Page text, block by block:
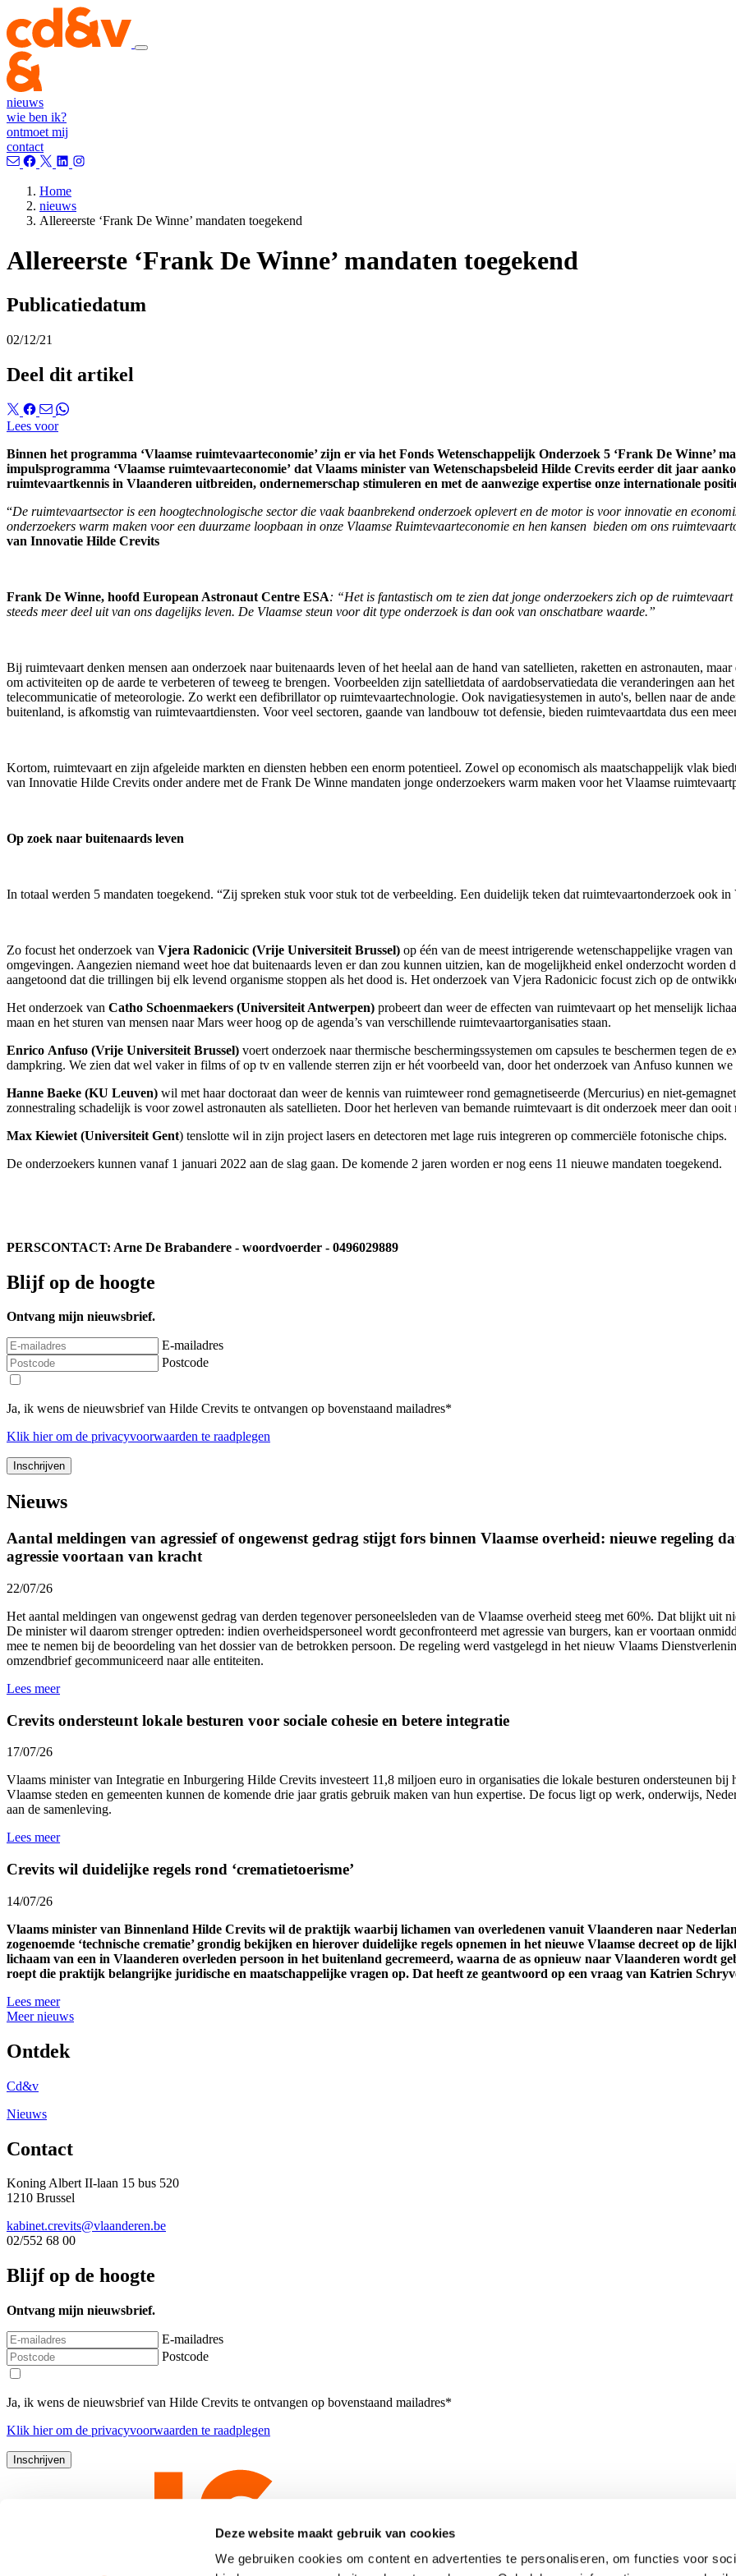
Deze website maakt gebruik van cookies
We gebruiken cookies om content en advertenties te personaliseren, om functies voor
nieuws
wie ben ik?
ontmoet mij
contact
Home
nieuws
Allereerste ‘Frank De Winne’ mandaten toegekend
Allereerste ‘Frank De Winne’ mandaten toegekend
Publicatiedatum
02/12/21
Deel dit artikel
Lees voor
Binnen het programma ‘Vlaamse ruimtevaarteconomie’ zijn er via het Fonds Wetenschappelijk Onderzoek 5 ‘Frank De Winne’
impulsprogramma ‘Vlaamse ruimtevaarteconomie’ dat Vlaams minister van Wetenschapsbeleid Hilde Crevits eerder dit jaar
ruimtevaartkennis in Vlaanderen uitbreiden, ondernemerschap stimuleren en met de aanwezige expertise onze internationale
“De ruimtevaartsector is een hoogtechnologische sector die vaak baanbrekend onderzoek oplevert en de motor is voor innovatie en
onderzoekers warm maken voor een duurzame loopbaan in onze Vlaamse Ruimtevaarteconomie en hen kansen bieden om ons
van Innovatie Hilde Crevits
Frank De Winne, hoofd European Astronaut Centre ESA: “Het is fantastisch om te zien dat jonge onderzoekers zich op de
steeds meer deel uit van ons dagelijks leven. De Vlaamse steun voor dit type onderzoek is dan ook van onschatbare waarde.”
Bij ruimtevaart denken mensen aan onderzoek naar buitenaards leven of het heelal aan de hand van satellieten, raketten en astronauten,
om activiteiten op de aarde te verbeteren of teweeg te brengen. Voorbeelden zijn satellietdata of aardobservatiedata die veranderingen aan
telecommunicatie of meteorologie. Zo werkt een defibrillator op ruimtevaartechnologie. Ook navigatiesystemen in auto's, bellen naar de
buitenland, is afkomstig van ruimtevaartdiensten. Voor veel sectoren, gaande van landbouw tot defensie, bieden ruimtevaartdata dus een
Kortom, ruimtevaart en zijn afgeleide markten en diensten hebben een enorm potentieel. Zowel op economisch als maatschappelijk vlak
van Innovatie Hilde Crevits onder andere met de Frank De Winne mandaten jonge onderzoekers warm maken voor het Vlaamse
Op zoek naar buitenaards leven
In totaal werden 5 mandaten toegekend. “Zij spreken stuk voor stuk tot de verbeelding. Een duidelijk teken dat ruimtevaartonderzoek ook
Zo focust het onderzoek van Vjera Radonicic (Vrije Universiteit Brussel) op één van de meest intrigerende wetenschappelijke vragen
omgevingen. Aangezien niemand weet hoe dat buitenaards leven er dan zou kunnen uitzien, kan de mogelijkheid enkel onderzocht worden
aangetoond dat die trillingen bij elk levend organisme stoppen als het dood is. Het onderzoek van Vjera Radonicic focust zich op de
Het onderzoek van Catho Schoenmaekers (Universiteit Antwerpen) probeert dan weer de effecten van ruimtevaart op het menselijk
maan en het sturen van mensen naar Mars weer hoog op de agenda’s van verschillende ruimtevaartorganisaties staan.
Enrico Anfuso (Vrije Universiteit Brussel) voert onderzoek naar thermische beschermingssystemen om capsules te beschermen tegen
dampkring. We zien dat wel vaker in films of op tv en vallende sterren zijn er hét voorbeeld van, door het onderzoek van Anfuso kunnen we
Hanne Baeke (KU Leuven) wil met haar doctoraat dan weer de kennis van ruimteweer rond gemagnetiseerde (Mercurius) en niet-
zonnestraling schadelijk is voor zowel astronauten als satellieten. Door het herleven van bemande ruimtevaart is dit onderzoek meer dan
Max Kiewiet (Universiteit Gent) tenslotte wil in zijn project lasers en detectoren met lage ruis integreren op commerciële fotonische chips.
De onderzoekers kunnen vanaf 1 januari 2022 aan de slag gaan. De komende 2 jaren worden er nog eens 11 nieuwe mandaten toegekend.
PERSCONTACT: Arne De Brabandere - woordvoerder - 0496029889
Blijf op de hoogte
Ontvang mijn nieuwsbrief.
E-mailadres
Postcode
Ja, ik wens de nieuwsbrief van Hilde Crevits te ontvangen op bovenstaand mailadres*
Klik hierom de privacyvoorwaarden te raadplegen
Nieuws
Aantal meldingen van agressief of ongewenst gedrag stijgt fors binnen Vlaamse overheid: nieuwe regeling
agressie voortaan van kracht
22/07/26
Het aantal meldingen van ongewenst gedrag van derden tegenover personeelsleden van de Vlaamse overheid steeg met 60%. Dat blijkt uit
De minister wil daarom strenger optreden: indien overheidspersoneel wordt geconfronteerd met agressie van burgers, kan er voortaan
mee te nemen bij de beoordeling van het dossier van de betrokken persoon. De regeling werd vastgelegd in het nieuw Vlaams
omzendbrief gecommuniceerd naar alle entiteiten.
Lees meer
Crevits ondersteunt lokale besturen voor sociale cohesie en betere integratie
17/07/26
Vlaams minister van Integratie en Inburgering Hilde Crevits investeert 11,8 miljoen euro in organisaties die lokale besturen ondersteunen
Vlaamse steden en gemeenten kunnen de komende drie jaar gratis gebruik maken van hun expertise. De focus ligt op werk, onderwijs,
aan de samenleving.
Lees meer
Crevits wil duidelijke regels rond ‘crematietoerisme’
14/07/26
Vlaams minister van Binnenland Hilde Crevits wil de praktijk waarbij lichamen van overledenen vanuit Vlaanderen naar
zogenoemde ‘technische crematie’ grondig bekijken en hierover duidelijke regels opnemen in het nieuwe Vlaamse decreet op de
lichaam van een in Vlaanderen overleden persoon in het buitenland gecremeerd, waarna de as opnieuw naar Vlaanderen wordt
roept die praktijk belangrijke juridische en maatschappelijke vragen op. Dat heeft ze geantwoord op een vraag van Katrien
Lees meer
Meer nieuws
Ontdek
Cd&v
Nieuws
Contact
Koning Albert II-laan 15 bus 520
1210 Brussel
kabinet.crevits@vlaanderen.be
02/552 68 00
Blijf op de hoogte
Ontvang mijn nieuwsbrief.
E-mailadres
Postcode
Ja, ik wens de nieuwsbrief van Hilde Crevits te ontvangen op bovenstaand mailadres*
Klik hierom de privacyvoorwaarden te raadplegen